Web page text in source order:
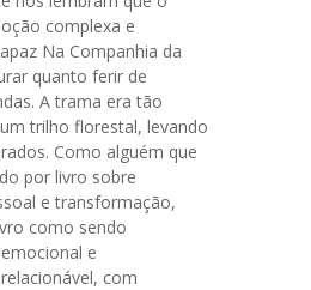
complexa e
Na Companhia da
quanto ferir de
A trama era tão
trilho florestal, levando
Como alguém que
por livro sobre
e transformação,
como sendo
e
com